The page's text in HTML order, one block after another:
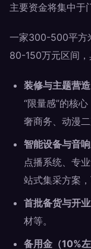
主要资金将集中于
一家300-500平方
80-150万元区间，
装修与主题营
“限量感”的核
奢商务、动漫
智能设备与音
点播系统、专
站式集采方案
首批备货与开
材等。
备用金（10%左